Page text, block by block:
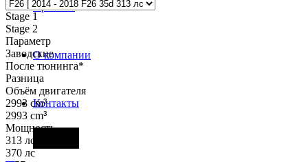
Проекты
О компании
Контакты
Stage 1
Stage 2
Параметр
Заводские
После тюнинга*
Разница
Объём двигателя
2993 cm³
2993 cm³
Мощность
313 лс
370 лс